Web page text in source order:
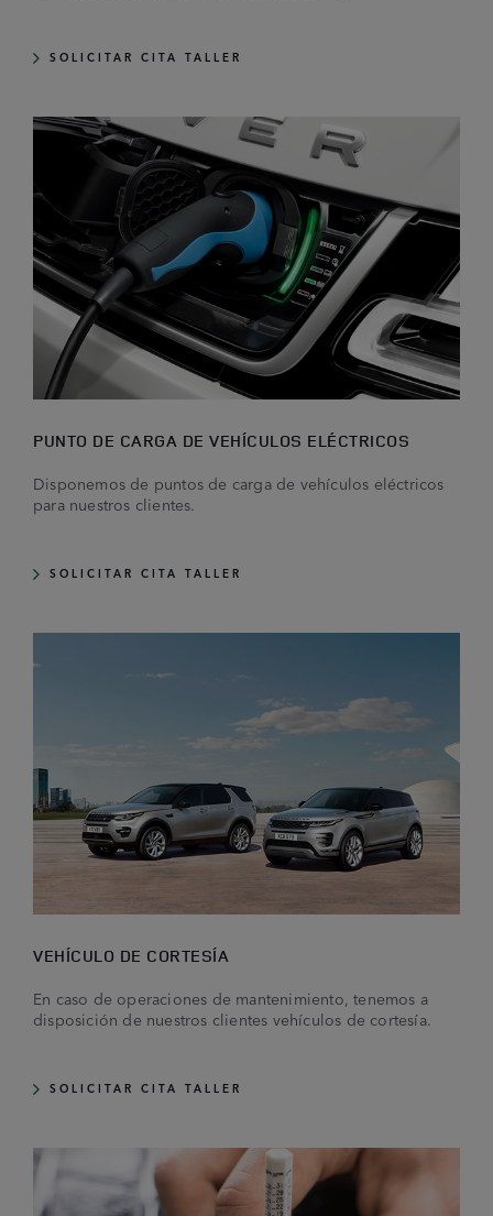
SOLICITAR CITA TALLER
PUNTO DE CARGA DE VEHÍCULOS ELÉCTRICOS
Disponemos de puntos de carga de vehículos eléctricos
para nuestros clientes.
SOLICITAR CITA TALLER
VEHÍCULO DE CORTESÍA
En caso de operaciones de mantenimiento, tenemos a
disposición de nuestros clientes vehículos de cortesía.
SOLICITAR CITA TALLER